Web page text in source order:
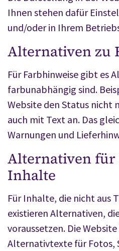
Ihnen stehen dafür
und/oder in Ihrem
Alternativen zu
Für Farbhinweise gibt es
farbunabhängig sind.
Website den Status nicht
auch mit Text an. Das
Warnungen und
Alternativen für
Inhalte
Für Inhalte, die nicht aus
existieren Alternativen,
voraussetzen. Die
Alternativtexte für Fotos,